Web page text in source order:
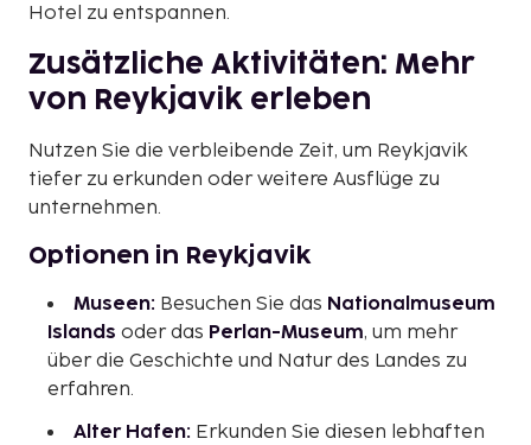
Hotel zu entspannen.
Zusätzliche Aktivitäten: Mehr
von Reykjavik erleben
Nutzen Sie die verbleibende Zeit, um Reykjavik
tiefer zu erkunden oder weitere Ausflüge zu
unternehmen.
Optionen in Reykjavik
Museen: Besuchen Sie das Nationalmuseum
Islands oder das Perlan-Museum, um mehr
über die Geschichte und Natur des Landes zu
erfahren.
Alter Hafen: Erkunden Sie diesen lebhaften